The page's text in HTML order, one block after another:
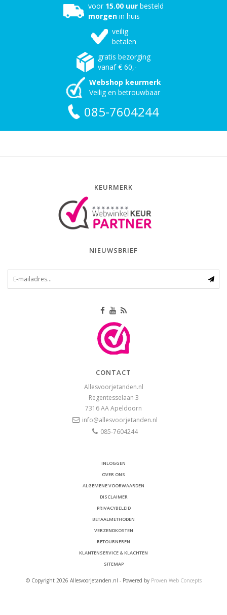
voor 15.00 uur besteld
morgen in huis
veilig
betalen
gratis bezorging
vanaf € 60,-
Webshop keurmerk
Veilig en betrouwbaar
085-7604244
KEURMERK
NIEUWSBRIEF
CONTACT
Allesvoorjetanden.nl
Regentesselaan 3
7316 AAApeldoorn
info@allesvoorjetanden.nl
085-7604244
INLOGGEN
OVER ONS
ALGEMENE VOORWAARDEN
DISCLAIMER
PRIVACYBELEID
BETAALMETHODEN
VERZENDKOSTEN
RETOURNEREN
KLANTENSERVICE & KLACHTEN
SITEMAP
© Copyright 2026 Allesvoorjetanden.nl - Powered by Proven Web Concepts